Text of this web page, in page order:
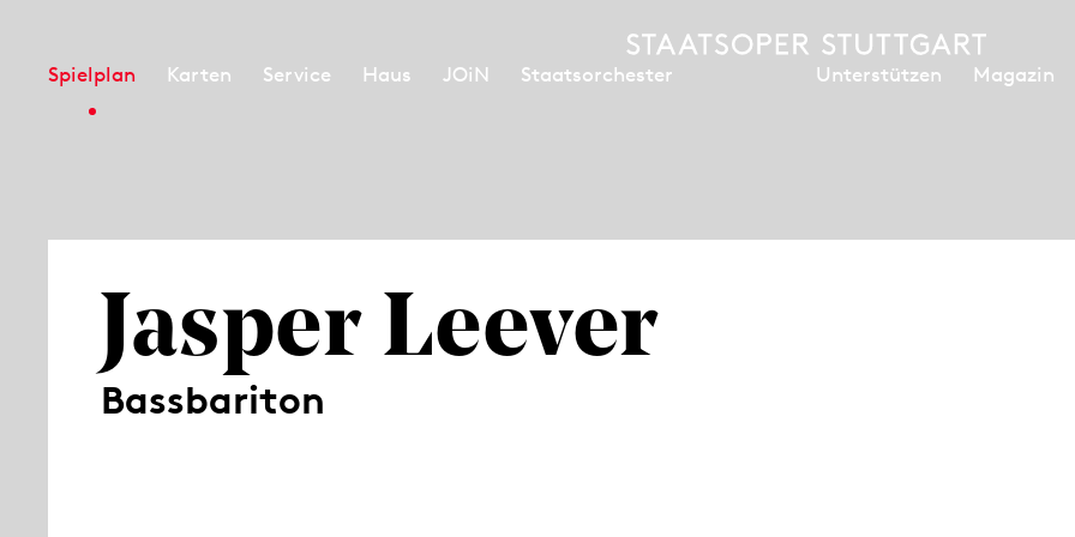
Spielplan Karten Service Haus JOiN Staatsorchester Unterstützen Magazin
Jasper Leever
Bassbariton